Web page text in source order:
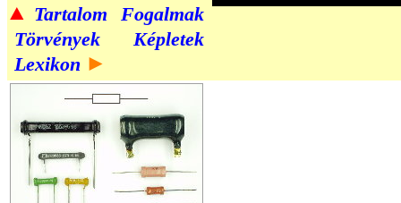
▲ Tartalom
Fogalmak
Törvények
Képletek
Lexikon ►